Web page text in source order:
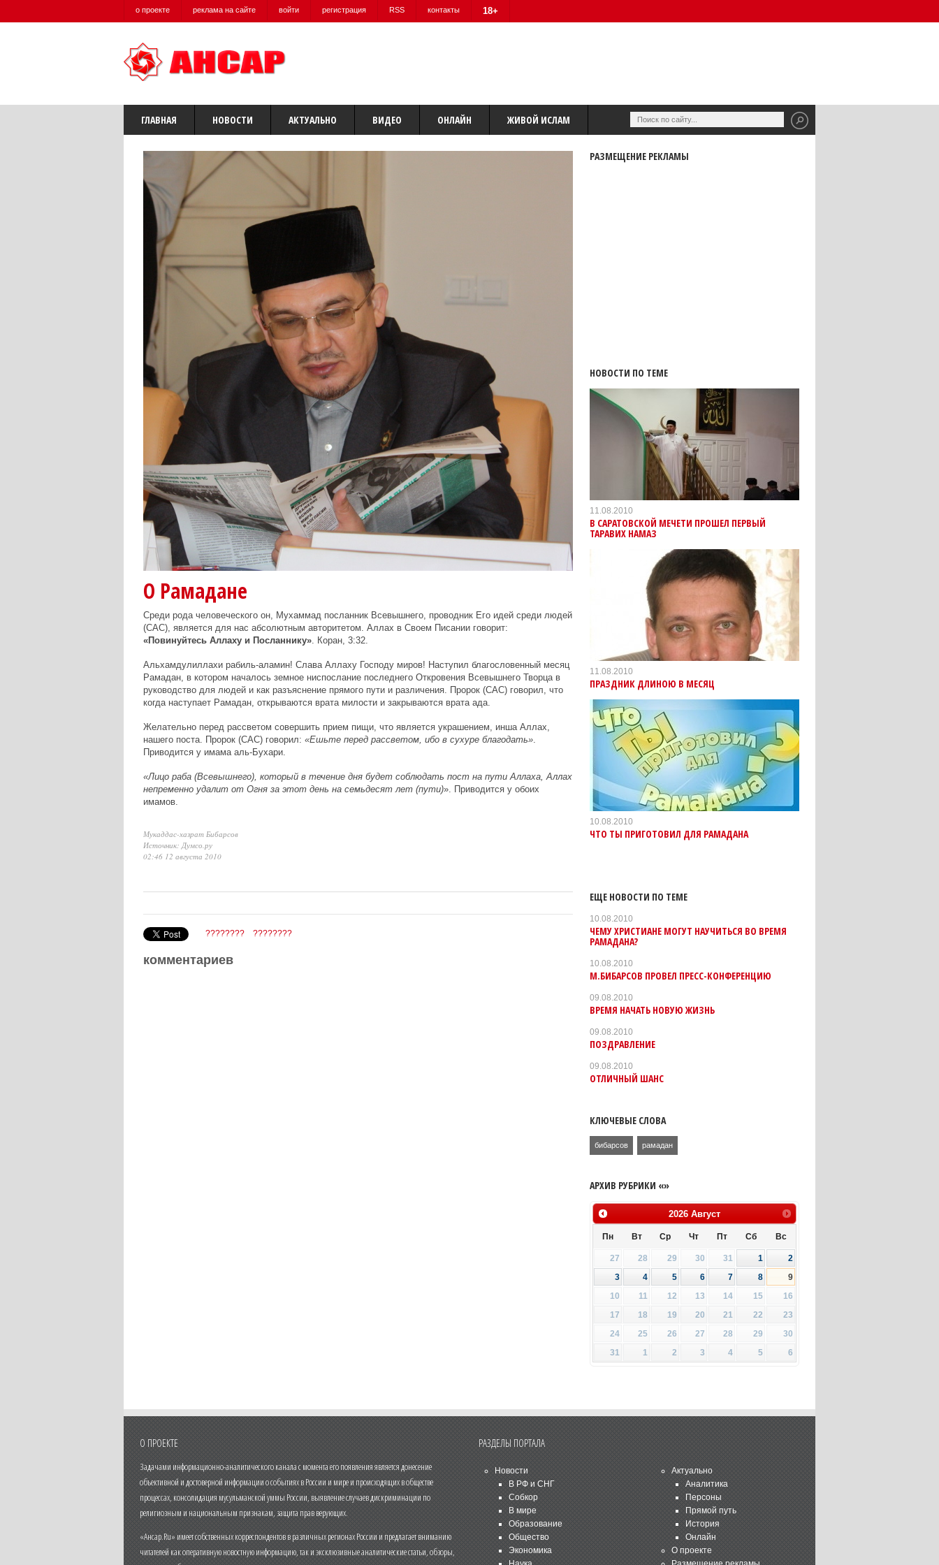
о проекте реклама на сайте войти регистрация RSS контакты 18+
ГЛАВНАЯ НОВОСТИ АКТУАЛЬНО ВИДЕО ОНЛАЙН ЖИВОЙ ИСЛАМ
О Рамадане
Среди рода человеческого он, Мухаммад посланник Всевышнего, проводник Его идей среди людей
(САС), является для нас абсолютным авторитетом. Аллах в Своем Писании говорит:
«Повинуйтесь Аллаху и Посланнику». Коран, 3:32.
Альхамдулиллахи рабиль-аламин! Слава Аллаху Господу миров! Наступил благословенный месяц
Рамадан, в котором началось земное ниспослание последнего Откровения Всевышнего Творца в
руководство для людей и как разъяснение прямого пути и различения. Пророк (САС) говорил, что
когда наступает Рамадан, открываются врата милости и закрываются врата ада.
Желательно перед рассветом совершить прием пищи, что является украшением, инша Аллах,
нашего поста. Пророк (САС) говорил: «Ешьте перед рассветом, ибо в сухуре благодать».
Приводится у имама аль-Бухари.
«Лицо раба (Всевышнего), который в течение дня будет соблюдать пост на пути Аллаха, Аллах
непременно удалит от Огня за этот день на семьдесят лет (пути)». Приводится у обоих
имамов.
Мукаддас-хазрат Бибарсов
Источник: Думсо.ру
02:46 12 августа 2010
???????? ????????
комментариев
РАЗМЕЩЕНИЕ РЕКЛАМЫ
НОВОСТИ ПО ТЕМЕ
11.08.2010
В САРАТОВСКОЙ МЕЧЕТИ ПРОШЕЛ ПЕРВЫЙ
ТАРАВИХ НАМАЗ
11.08.2010
ПРАЗДНИК ДЛИНОЮ В МЕСЯЦ
10.08.2010
ЧТО ТЫ ПРИГОТОВИЛ ДЛЯ РАМАДАНА
ЕЩЕ НОВОСТИ ПО ТЕМЕ
10.08.2010
ЧЕМУ ХРИСТИАНЕ МОГУТ НАУЧИТЬСЯ ВО ВРЕМЯ
РАМАДАНА?
10.08.2010
М.БИБАРСОВ ПРОВЕЛ ПРЕСС-КОНФЕРЕНЦИЮ
09.08.2010
ВРЕМЯ НАЧАТЬ НОВУЮ ЖИЗНЬ
09.08.2010
ПОЗДРАВЛЕНИЕ
09.08.2010
ОТЛИЧНЫЙ ШАНС
КЛЮЧЕВЫЕ СЛОВА
бибарсов рамадан
АРХИВ РУБРИКИ «»
2026 Август
Пн Вт Ср Чт Пт Сб Вс
27 28 29 30 31 1
2
3
4 5 6 7 8
9
10
11 12 13 14 15
16
17
18 19 20 21 22
23
24
25 26 27 28 29
30
31
1 2 3 4 5 6
О ПРОЕКТЕ
Задачами информационно-аналитического канала с момента его появления является донесение
объективной и достоверной информации о событиях в России и мире и происходящих в обществе
процессах, консолидация мусульманской уммы России, выявление случаев дискриминации по
религиозным и национальным признакам, защита прав верующих.
«Ансар.Ru» имеет собственных корреспондентов в различных регионах России и предлагает вниманию
читателей как оперативную новостную информацию, так и эксклюзивные аналитические статьи, обзоры,
РАЗДЕЛЫ ПОРТАЛА
Новости
В РФ и СНГ
Собкор
В мире
Образование
Общество
Экономика
Актуально
Аналитика
Персоны
Прямой путь
История
Онлайн
О проекте